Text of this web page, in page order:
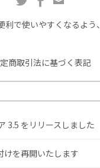
利で使いやすくなるよう
商取引法に基づく表記
3.5 をリリースしました
けを再開いたします